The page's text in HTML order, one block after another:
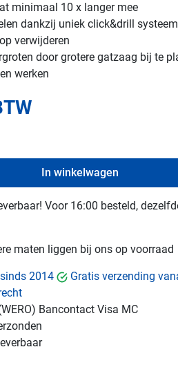
minimaal 10 x langer mee
dankzij uniek click&drill systeem
verwijderen
door grotere gatzaag bij te
werken
In winkelwagen
Voor 16:00 besteld,
maten liggen bij ons op voorraad
2014
Gratis verzending
Bancontact Visa MC